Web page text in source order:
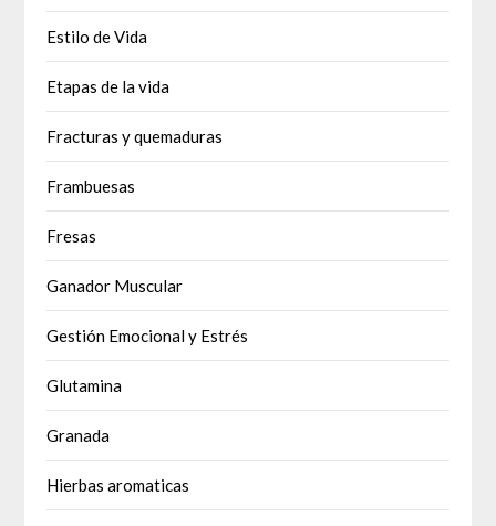
Estilo de Vida
Etapas de la vida
Fracturas y quemaduras
Frambuesas
Fresas
Ganador Muscular
Gestión Emocional y Estrés
Glutamina
Granada
Hierbas aromaticas